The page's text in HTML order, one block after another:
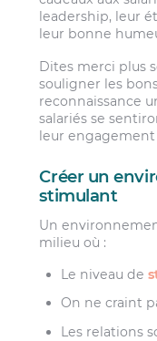
leadership, leur
leur bonne
Dites merci plus
souligner les
reconnaissance
salariés se
leur engagement
Créer un
stimulant
Un
milieu où :
Le niveau de
On ne craint
Les relations